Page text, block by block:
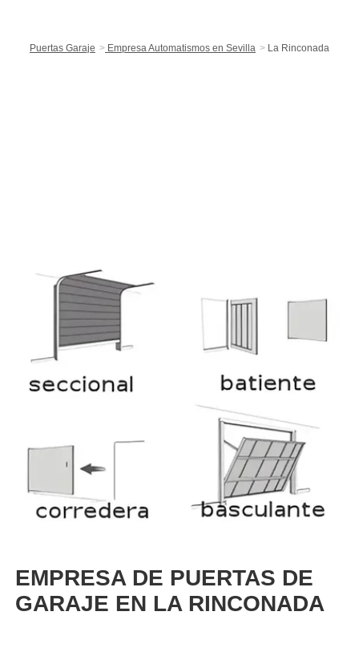
Puertas Garaje Empresa Automatismos en Sevilla La Rinconada
EMPRESA DE PUERTAS DE
GARAJE EN LA RINCONADA